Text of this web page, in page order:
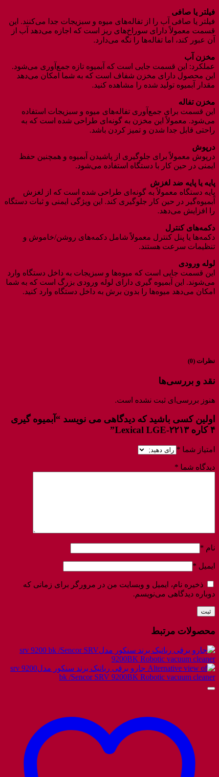
فیلتر یا صافی
فیلتر یا صافی‌ آب را از تفاله‌های میوه و سبزیجات جدا می‌کنند. این
قسمت معمولاً دارای سوراخ‌های ریز است که اجازه می‌دهد آب از
آن عبور کند، اما تفاله‌ها را نگه می‌دارد.
مخزن آب
عملکرد: این قسمت جایی است که آبمیوه تازه جمع‌آوری می‌شود.
این محصول دارای مخزن شفاف است که به شما امکان می‌دهد
مقدار آبمیوه تولید شده را مشاهده کنید.
مخزن تفاله
این قسمت برای جمع‌آوری تفاله‌های میوه و سبزیجات استفاده
می‌شود. معمولاً این مخزن به گونه‌ای طراحی شده است که به
راحتی قابل جدا شدن و تمیز کردن باشد.
درپوش
درپوش معمولاً برای جلوگیری از پاشیدن آبمیوه و همچنین حفظ
ایمنی در حین کار با دستگاه استفاده می‌شود.
پایه یا پایه ضد لغزش
پایه دستگاه معمولاً به گونه‌ای طراحی شده است که از لغزش
آبمیوه‌گیر در حین کار جلوگیری کند. این ویژگی ایمنی و ثبات دستگاه
را افزایش می‌دهد.
دکمه‌های کنترل
دکمه‌ها یا پنل کنترل معمولاً شامل دکمه‌های روشن/خاموش و
تنظیمات سرعت هستند.
لوله ورودی
این قسمت جایی است که میوه‌ها و سبزیجات به داخل دستگاه وارد
می‌شوند. این آبمیوه گیری دارای لوله ورودی بزرگ است که به شما
امکان می‌دهد میوه‌ها را بدون برش به داخل دستگاه وارد کنید.
نظرات (0)
نقد و بررسی‌ها
هنوز بررسی‌ای ثبت نشده است.
اولین کسی باشید که دیدگاهی می نویسد “آبمیوه گیری
۴ کاره Lexical LGE-۲۲۱۳”
امتیاز شما *
دیدگاه شما *
نام *
ایمیل *
ذخیره نام، ایمیل و وبسایت من در مرورگر برای زمانی که
دوباره دیدگاهی می‌نویسم.
محصولات مرتبط